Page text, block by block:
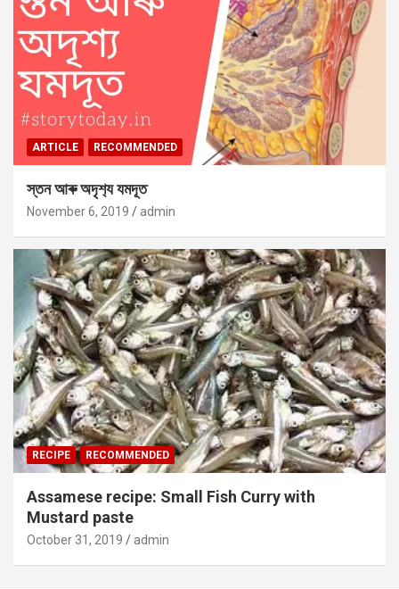
ARTICLE RECOMMENDED
স্তন আৰু অদৃশ‍্য যমদূত
November 6, 2019 admin
RECIPE RECOMMENDED
Assamese recipe: Small Fish Curry with
Mustard paste
October 31, 2019 admin